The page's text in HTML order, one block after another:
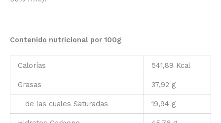
Contenido nutricional por 100g
Calorías 541,89 Kcal
Grasas 37,92 g
de las cuales Saturadas 19,94 g